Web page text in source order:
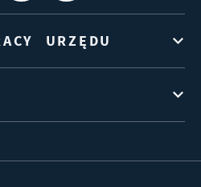
URZĘDU